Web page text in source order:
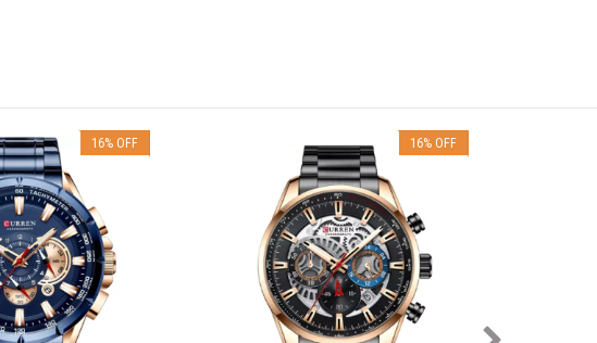
16% OFF 16% OFF